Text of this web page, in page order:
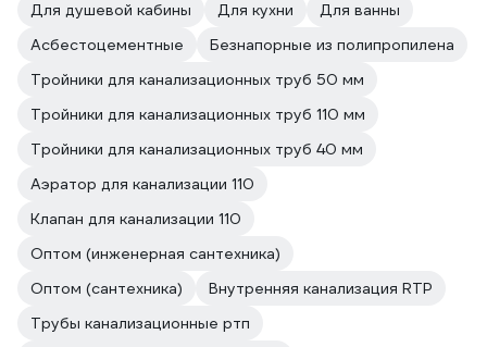
Для душевой кабины
Для кухни
Для ванны
Асбестоцементные
Безнапорные из полипропилена
Тройники для канализационных труб 50 мм
Тройники для канализационных труб 110 мм
Тройники для канализационных труб 40 мм
Аэратор для канализации 110
Клапан для канализации 110
Оптом (инженерная сантехника)
Оптом (сантехника)
Внутренняя канализация RTP
Трубы канализационные ртп